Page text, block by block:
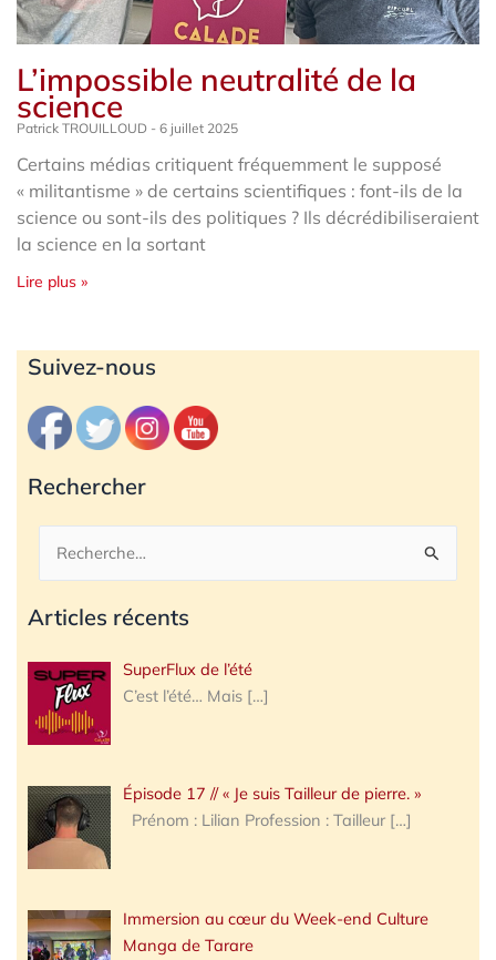
L’impossible neutralité de la
science
Patrick TROUILLOUD 6 juillet 2025
Certains médias critiquent fréquemment le supposé
« militantisme » de certains scientifiques : font-ils de la
science ou sont-ils des politiques ? Ils décrédibiliseraient
la science en la sortant
Lire plus »
Suivez-nous
Rechercher
Rechercher :
Articles récents
SuperFlux de l’été
C’est l’été… Mais […]
Épisode 17 // « Je suis Tailleur de pierre. »
Prénom : Lilian Profession : Tailleur […]
Immersion au cœur du Week-end Culture
Manga de Tarare
Archives